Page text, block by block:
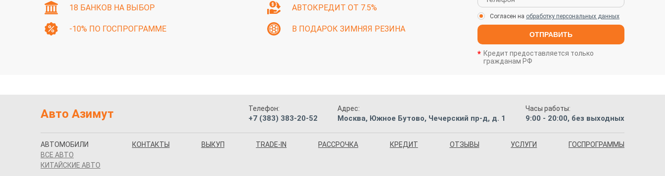
18 БАНКОВ НА ВЫБОР АВТОКРЕДИТ ОТ 7.5%
-10% ПО ГОСПРОГРАММЕ В ПОДАРОК ЗИМНЯЯ РЕЗИНА
Согласен на обработку персональных данных
ОТПРАВИТЬ
Кредит предоставляется только
гражданам РФ
Авто Азимут Телефон:
+7 (383) 383-20-52
Адрес:
Москва, Южное Бутово, Чечерский пр-д, д. 1
Часы работы:
9:00 - 20:00, без выходных
АВТОМОБИЛИ
ВСЕ АВТО
КИТАЙСКИЕ АВТО
КОНТАКТЫ ВЫКУП TRADE-IN РАССРОЧКА КРЕДИТ ОТЗЫВЫ УСЛУГИ ГОСПРОГРАММЫ